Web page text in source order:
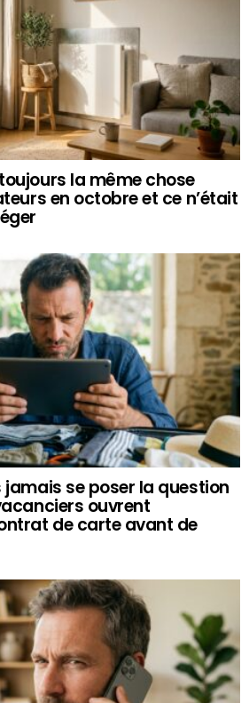
la même chose
en octobre et ce n’était
se poser la question
ouvrent
de carte avant de